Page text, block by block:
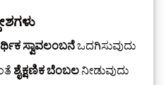
ಸ್ವಾವಲಂಬನೆಒದಗಿಸುವುದು
ಶೈಕ್ಷಣಿಕ ಬೆಂಬಲನೀಡುವುದು